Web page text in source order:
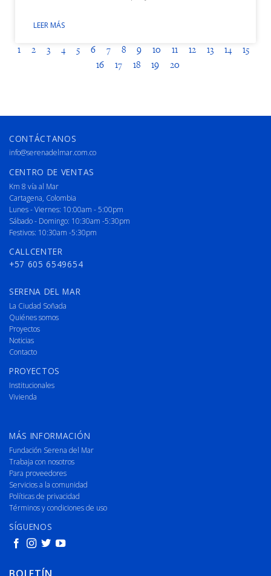
LEER MÁS
1 2 3 4 5 6 7 8 9 10 11 12 13 14
15
16
17 18 19 20
CONTÁCTANOS
info@serenadelmar.com.co
CENTRO DE VENTAS
Km 8 vía al Mar
Cartagena, Colombia
Lunes - Viernes: 10:00am - 5:00pm
Sábado - Domingo: 10:30am -5:30pm
Festivos: 10:30am -5:30pm
CALLCENTER
+57 605 6549654
SERENA DEL MAR
La Ciudad Soñada
Quiénes somos
Proyectos
Noticias
Contacto
PROYECTOS
Institucionales
Vivienda
MÁS INFORMACIÓN
Fundación Serena del Mar
Trabaja con nosotros
Para proveedores
Servicios a la comunidad
Políticas de privacidad
Términos y condiciones de uso
SÍGUENOS